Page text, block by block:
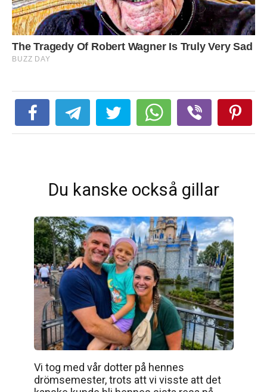
Du kanske också gillar
Vi tog med vår dotter på hennes
drömsemester, trots att vi visste att det